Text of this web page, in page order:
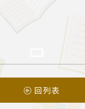
回列表